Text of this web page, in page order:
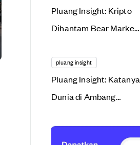
Pluang Insight: Kripto
Dihantam Bear Market,
Dollar Cost Averaging?
pluang insight
Pluang Insight: Katanya
Dunia di Ambang
Resesi Ekonomi?